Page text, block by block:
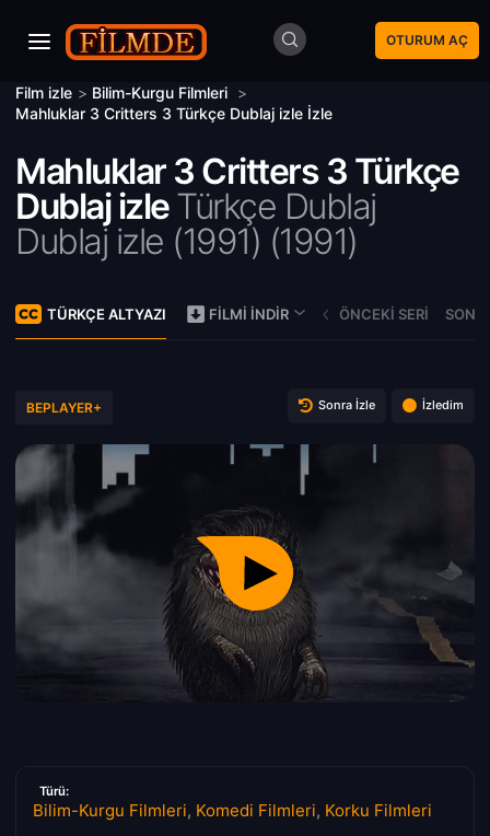
OTURUM AÇ
Film izle > Bilim-Kurgu Filmleri >
Mahluklar 3 Critters 3 Türkçe Dublaj izle İzle
Mahluklar 3 Critters 3 Türkçe
Dublaj izleTürkçe Dublaj
Dublaj izle (1991) (1991)
TÜRKÇE ALTYAZI FILMI İNDIR ÖNCEKI SERI
BEPLAYER+ Sonra İzle İzledim
Türü:
Bilim-Kurgu Filmleri, Komedi Filmleri, Korku Filmleri